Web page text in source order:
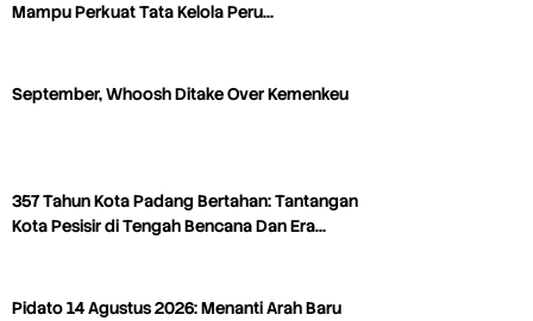
Mampu Perkuat Tata Kelola Peru…
September, Whoosh Ditake Over Kemenkeu
357 Tahun Kota Padang Bertahan: Tantangan
Kota Pesisir di Tengah Bencana Dan Era…
Pidato 14 Agustus 2026: Menanti Arah Baru